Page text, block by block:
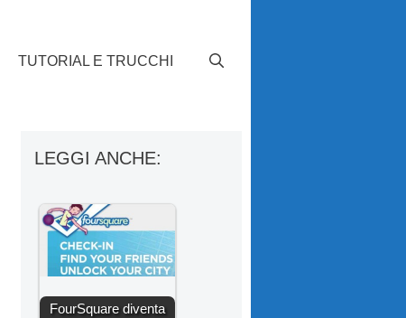
TUTORIAL E TRUCCHI
LEGGI ANCHE:
FourSquare diventa